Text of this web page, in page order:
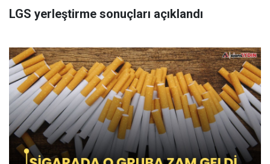
LGS yerleştirme sonuçları açıklandı